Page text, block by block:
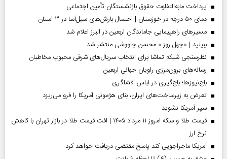
پرداخت مابه‌التفاوت حقوق بازنشستگان تأمین اجتماعی
دمای ۵۰ درجه در خوزستان | احتمال بارش‌های سیل‌آسا در ۳ استان
مسیر‌های راهپیمایی جاماندگان اربعین در البرز اعلام شد
ببینید | «چهل روز » محسن چاووشی منتشر شد
نظرسنجی شبکه تماشا برای انتخاب سریال‌های شرقی محبوب مخاطبان
رسانه‌های برون‌مرزی راویان جهانی اربعین
باج‌نیوزها؛ باج‌گیری در لباس افشاگری
تعرض به زیرساخت‌های ایران، بنای هژمونی آمریکا را فرو می‌ریزد
سپر آمریکا نشوید
قیمت طلا و سکه امروز ۱۱ مرداد ۱۴۰۵ | افت قیمت طلا در بازار تهران با کاهش
نرخ ارز
آمریکا ماجراجویی کند پاسخ مقتضی دریافت خواهد کرد